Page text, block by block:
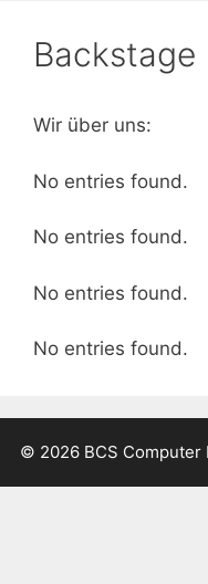
Backstage
Wir über uns:
No entries found.
No entries found.
No entries found.
No entries found.
© 2026 BCS Computer